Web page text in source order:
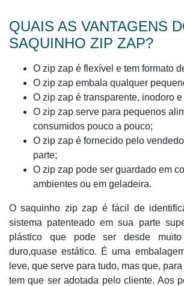
QUAIS AS VANTAGENS
SAQUINHO ZIP ZAP?
O zip zap é flexível e tem formato
O zip zap embala qualquer
O zip zap é transparente, inodoro
O zip zap serve para pequenos
consumidos pouco a pouco;
O zip zap é fornecido pelo
parte;
O zip zap pode ser guardado em
ambientes ou em geladeira.
O saquinho zip zap é fácil de
sistema patenteado em sua parte
plástico que pode ser desde
duro,quase estático. É uma
leve, que serve para tudo, mas que,
tem que ser adotada pelo cliente. Aos